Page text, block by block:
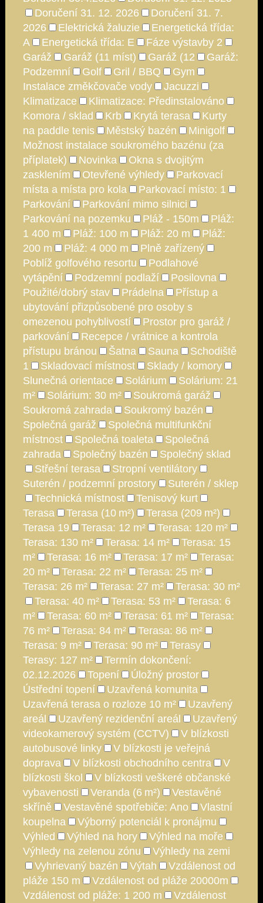
Doručení 31. 12. 2026
Doručení 31. 7.
2026
Elektrická žaluzie
Energetická třída:
A
Energetická třída: E
Fáze výstavby 2
Garáž
Garáž (11 míst) Garáž (12
Garáž:
Podzemní
Golf Gril / BBQ
Gym
Instalace změkčovače vody
Jacuzzi
Klimatizace
Klimatizace: Předinstalováno
Komora / sklad
Krb Krytá terasa
Kurty
na paddle tenis
Městský bazén
Minigolf
Možnost instalace soukromého bazénu (za
příplatek)
Novinka
Okna s dvojitým
zasklením
Otevřené výhledy
Parkovací
místa a místa pro kola
Parkovací místo: 1
Parkování
Parkování mimo silnici
Parkování na pozemku
Pláž - 150m
Pláž:
1 400 m
Pláž: 100 m Pláž: 20 m
Pláž:
200 m
Pláž: 4 000 m
Plně zařízený
Poblíž golfového resortu
Podlahové
vytápění
Podzemní podlaží
Posilovna
Použité/dobrý stav
Prádelna
Přístup a
ubytování přizpůsobené pro osoby s
omezenou pohyblivostí
Prostor pro garáž /
parkování
Recepce / vrátnice a kontrola
přístupu bránou
Šatna Sauna
Schodiště
1
Skladovací místnost
Sklady / komory
Slunečná orientace
Solárium
Solárium: 21
m²
Solárium: 30 m²
Soukromá garáž
Soukromá zahrada
Soukromý bazén
Společná garáž
Společná multifunkční
místnost
Společná toaleta
Společná
zahrada
Společný bazén
Společný sklad
Střešní terasa
Stropní ventilátory
Suterén / podzemní prostory
Suterén / sklep
Technická místnost
Tenisový kurt
Terasa
Terasa (10 m²)
Terasa (209 m²)
Terasa 19
Terasa: 12 m²
Terasa: 120 m²
Terasa: 130 m²
Terasa: 14 m²
Terasa: 15
m²
Terasa: 16 m² Terasa: 17 m²
Terasa:
20 m²
Terasa: 22 m²
Terasa: 25 m²
Terasa: 26 m²
Terasa: 27 m²
Terasa: 30 m²
Terasa: 40 m²
Terasa: 53 m²
Terasa: 6
m²
Terasa: 60 m² Terasa: 61 m²
Terasa:
76 m²
Terasa: 84 m²
Terasa: 86 m²
Terasa: 9 m²
Terasa: 90 m²
Terasy
Terasy: 127 m²
Termín dokončení:
02.12.2026
Topení
Úložný prostor
Ústřední topení
Uzavřená komunita
Uzavřená terasa o rozloze 10 m²
Uzavřený
areál
Uzavřený rezidenční areál
Uzavřený
videokamerový systém (CCTV)
V blízkosti
autobusové linky
V blízkosti je veřejná
doprava
V blízkosti obchodního centra
V
blízkosti škol
V blízkosti veškeré občanské
vybavenosti
Veranda (6 m²)
Vestavěné
skříně
Vestavěné spotřebiče: Ano
Vlastní
koupelna
Výborný potenciál k pronájmu
Výhled
Výhled na hory
Výhled na moře
Výhledy na zelenou zónu
Výhledy na zemi
Vyhrievaný bazén
Výtah
Vzdálenost od
pláže 150 m
Vzdálenost od pláže 20000m
Vzdálenost od pláže: 1 200 m
Vzdálenost